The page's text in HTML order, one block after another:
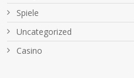
Spiele
Uncategorized
Сasino